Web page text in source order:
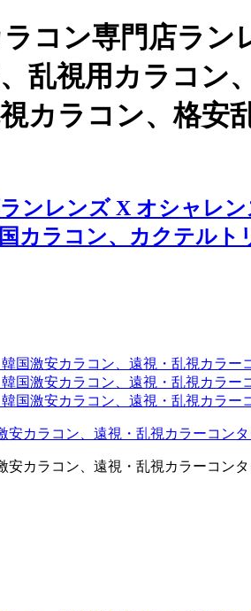
コン専門店ラン
乱視用カラコン
カラコン、格安
ンレンズ X オシャレ
ラコン、カクテルト
激安カラコン、遠視・乱視カラ
国激安カラコン、遠視・乱視カラー
国激安カラコン、遠視・乱視カラー
カラコン、遠視・乱視カラーコン
カラコン、遠視・乱視カラーコン